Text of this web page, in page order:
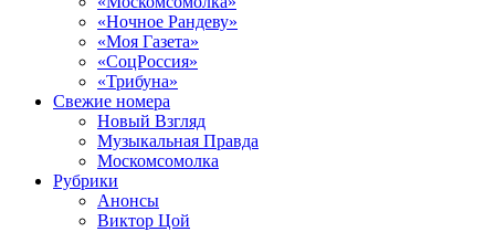
«Ночное Рандеву»
«Моя Газета»
«СоцРоссия»
«Трибуна»
Свежие номера
Новый Взгляд
Музыкальная Правда
Москомсомолка
Рубрики
Анонсы
Виктор Цой